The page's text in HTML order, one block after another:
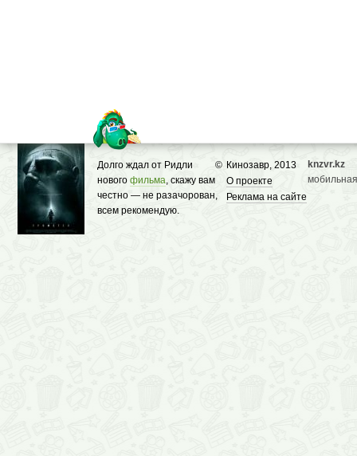
© Кинозавр, 2013
О проекте
Реклама на сайте
Долго ждал от Ридли
нового фильма, скажу вам
честно — не разачорован,
всем рекомендую.
knzvr.kz